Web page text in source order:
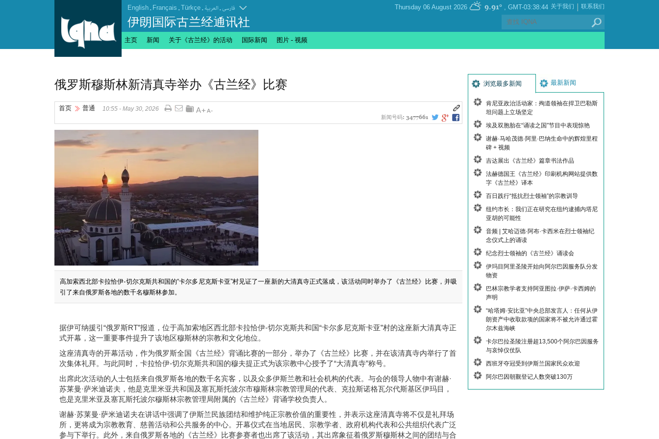
English . Français . Türkçe . العربیة.فارسی
伊朗国际古兰经通讯社
GMT-03:38:44
, Thursday 06 August 2026
9.91° 联系我们
|
关于我们
主页 新闻 关于《古兰经》的活动 国际新闻 图片 - 视频
俄罗斯穆斯林新清真寺举办《古兰经》比赛
首页 普通
10:55 - May 30, 2026
新闻号码: 3477661
高加索西北部卡拉恰伊-切尔克斯共和国的“卡尔多尼克斯卡亚”村见证了一座新的大清真寺正式落成，该活动同时举办了《古兰经》比赛，并吸
引了来自俄罗斯各地的数千名穆斯林参加。
据伊可纳援引“俄罗斯RT”报道，位于高加索地区西北部卡拉恰伊-切尔克斯共和国“卡尔多尼克斯卡亚”村的这座新大清真寺正
式开幕，这一重要事件提升了该地区穆斯林的宗教和文化地位。
这座清真寺的开幕活动，作为俄罗斯全国《古兰经》背诵比赛的一部分，举办了《古兰经》比赛，并在该清真寺内举行了首
次集体礼拜。与此同时，卡拉恰伊-切尔克斯共和国的穆夫提正式为该宗教中心授予了“大清真寺”称号。
出席此次活动的人士包括来自俄罗斯各地的数千名宾客，以及众多伊斯兰教和社会机构的代表。与会的领导人物中有谢赫·
苏莱曼·萨米迪诺夫，他是克里米亚共和国及塞瓦斯托波尔市穆斯林宗教管理局的代表、克拉斯诺格瓦尔代斯基区伊玛目，
也是克里米亚及塞瓦斯托波尔穆斯林宗教管理局附属的《古兰经》背诵学校负责人。
谢赫·苏莱曼·萨米迪诺夫在讲话中强调了伊斯兰民族团结和维护纯正宗教价值的重要性，并表示这座清真寺将不仅是礼拜场
所，更将成为宗教教育、慈善活动和公共服务的中心。开幕仪式在当地居民、宗教学者、政府机构代表和公共组织代表广泛
参与下举行。此外，来自俄罗斯各地的《古兰经》比赛参赛者也出席了该活动，其出席象征着俄罗斯穆斯林之间的团结与合
浏览最多新闻 最新新闻
肯尼亚政治活动家：殉道领袖在捍卫巴勒斯
坦问题上立场坚定
埃及双胞胎在“诵读之国”节目中表现惊艳
谢赫·马哈茂德·阿里·巴纳生命中的辉煌里程
碑 + 视频
吉达展出《古兰经》篇章书法作品
法赫德国王《古兰经》印刷机构网站提供数
字《古兰经》译本
百日践行“抵抗烈士领袖”的宗教训导
纽约市长：我们正在研究在纽约逮捕内塔尼
亚胡的可能性
音频 | 艾哈迈德·阿布·卡西米在烈士领袖纪
念仪式上的诵读
纪念烈士领袖的《古兰经》诵读会
伊玛目阿里圣陵开始向阿尔巴因服务队分发
物资
巴林宗教学者支持阿亚图拉·伊萨·卡西姆的
声明
“哈塔姆·安比亚”中央总部发言人：任何从伊
朗资产中收取款项的国家将不被允许通过霍
尔木兹海峡
卡尔巴拉圣陵注册超13,500个阿尔巴因服务
与哀悼仪仗队
西班牙夺冠受到伊斯兰国家民众欢迎
阿尔巴因朝觐登记人数突破130万